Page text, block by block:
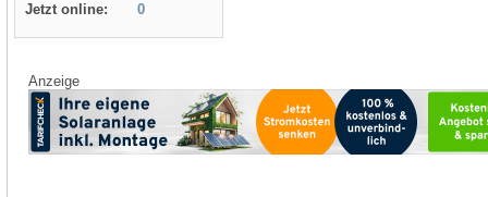
Jetzt online:
0
Anzeige